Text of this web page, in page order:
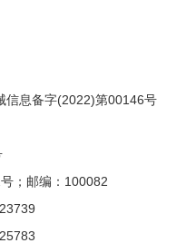
息备字(2022)第00146号
；邮编：100082